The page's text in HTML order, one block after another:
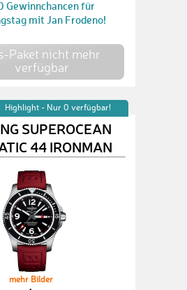
für
mit Jan Frodeno!
Paket nicht mehr
verfügbar
Highlight - Nur 0 verfügbar!
SUPEROCEAN
44 IRONMAN
mehr Bilder